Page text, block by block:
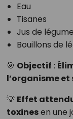
Eau
Tisanes
Jus de
Bouillons de
🎯 Objectif :
l’organisme
💡 Effet
toxinesen une